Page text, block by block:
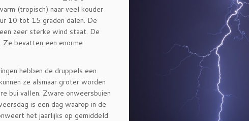
(tropisch) naar veel kouder
10 tot 15 graden dalen. De
zeer sterke wind staat. De
bevatten een enorme
hebben de druppels een
ze alsmaar groter worden
bui vallen. Zware onweersbuien
is een dag waarop in de
het jaarlijks op gemiddeld